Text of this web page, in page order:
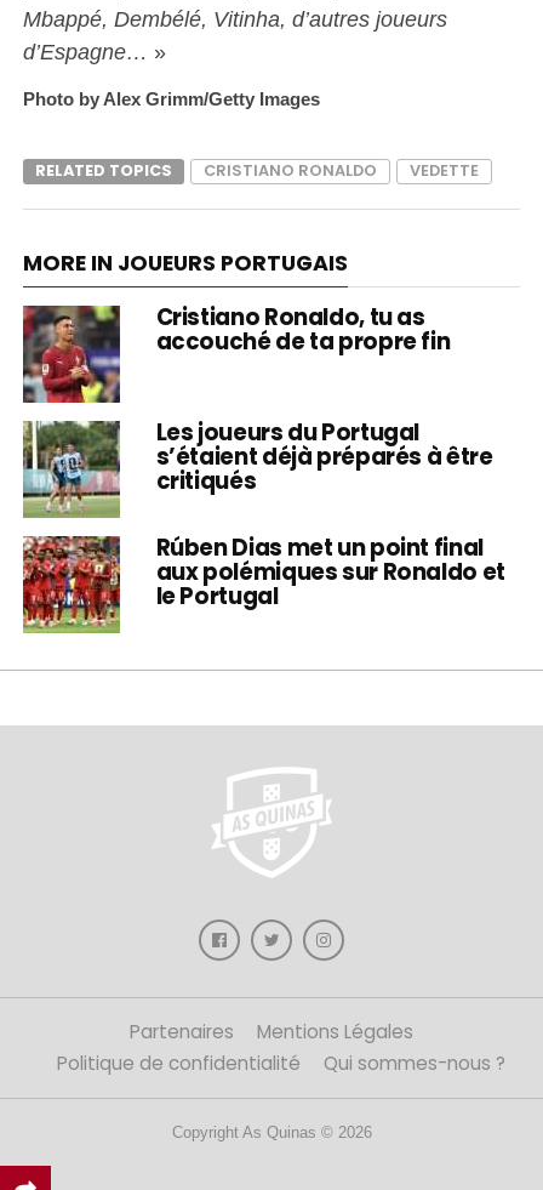
Mbappé, Dembélé, Vitinha, d’autres joueurs
d’Espagne… »
Photo by Alex Grimm/Getty Images
RELATED TOPICS CRISTIANO RONALDO VEDETTE
MORE IN JOUEURS PORTUGAIS
Cristiano Ronaldo, tu as
accouché de ta propre fin
Les joueurs du Portugal
s’étaient déjà préparés à être
critiqués
Rúben Dias met un point final
aux polémiques sur Ronaldo et
le Portugal
Partenaires
Mentions Légales
Politique de confidentialité
Qui sommes-nous ?
Copyright As Quinas © 2026